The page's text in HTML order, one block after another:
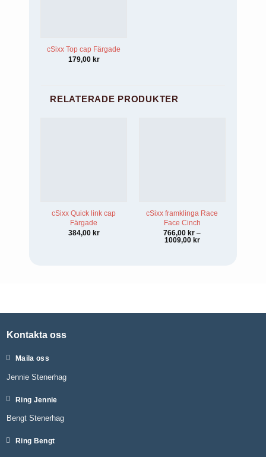
cSixx Top cap Färgade
179,00 kr
RELATERADE PRODUKTER
cSixx Quick link cap
Färgade
384,00 kr
cSixx framklinga Race
Face Cinch
766,00 kr –
1009,00 krPrisintervall:
Kontakta oss
Maila oss
Jennie Stenerhag
Ring Jennie
Bengt Stenerhag
Ring Bengt